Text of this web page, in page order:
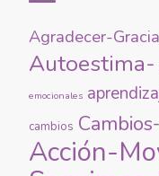
Agradecer-
Autoestima-
emocionales
cambios
Acción-